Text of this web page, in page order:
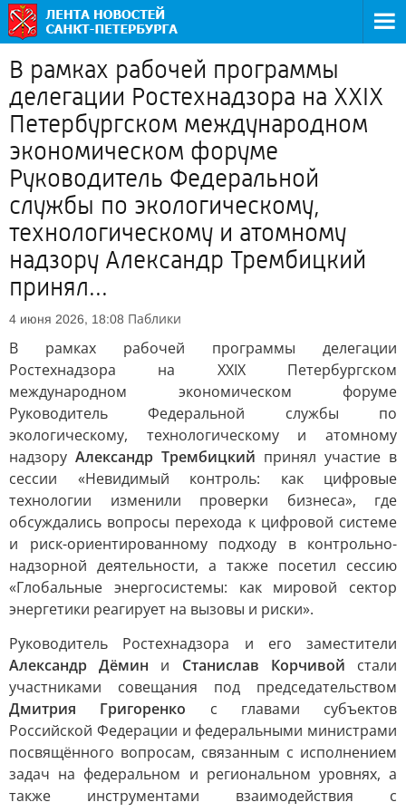
В рамках рабочей программы
делегации Ростехнадзора на XXIX
Петербургском международном
экономическом форуме
Руководитель Федеральной
службы по экологическому,
технологическому и атомному
надзору Александр Трембицкий
принял...
4 июня 2026, 18:08 Паблики
В рамках рабочей программы делегации
Ростехнадзора на XXIX Петербургском
международном экономическом форуме
Руководитель Федеральной службы по
экологическому, технологическому и атомному
надзору Александр Трембицкий принял участие в
сессии «Невидимый контроль: как цифровые
технологии изменили проверки бизнеса», где
обсуждались вопросы перехода к цифровой системе
и риск-ориентированному подходу в контрольно-
надзорной деятельности, а также посетил сессию
«Глобальные энергосистемы: как мировой сектор
энергетики реагирует на вызовы и риски».
Руководитель Ростехнадзора и его заместители
Александр Дёмин и Станислав Корчивой стали
участниками совещания под председательством
Дмитрия Григоренко с главами субъектов
Российской Федерации и федеральными министрами
посвящённого вопросам, связанным с исполнением
задач на федеральном и региональном уровнях, а
также инструментами взаимодействия с